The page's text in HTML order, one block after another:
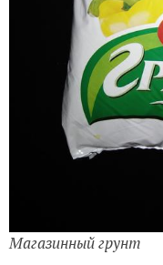
Магазинный грунт